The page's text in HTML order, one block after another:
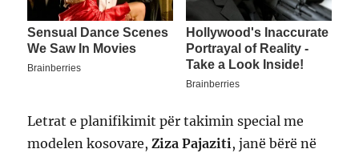
Letrat e planifikimit për takimin special me
modelen kosovare,Ziza Pajaziti, janë bërë në